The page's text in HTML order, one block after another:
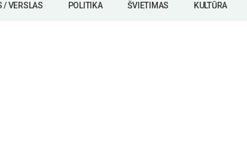
/ VERSLAS POLITIKA ŠVIETIMAS KULTŪRA